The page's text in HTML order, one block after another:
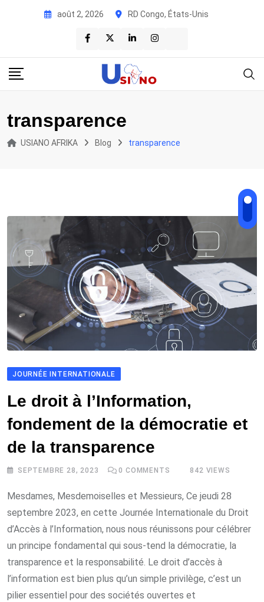
août 2, 2026 RD Congo, États-Unis
transparence
USIANO AFRIKA Blog transparence
JOURNÉE INTERNATIONALE
Le droit à l’Information,
fondement de la démocratie et
de la transparence
SEPTEMBRE 28, 2023 0 COMMENTS 842 VIEWS
Mesdames, Mesdemoiselles et Messieurs, Ce jeudi 28
septembre 2023, en cette Journée Internationale du Droit
d’Accès à l’Information, nous nous réunissons pour célébrer
un principe fondamental qui sous-tend la démocratie, la
transparence et la responsabilité. Le droit d’accès à
l’information est bien plus qu’un simple privilège, c’est un
pilier essentiel pour des sociétés ouvertes et